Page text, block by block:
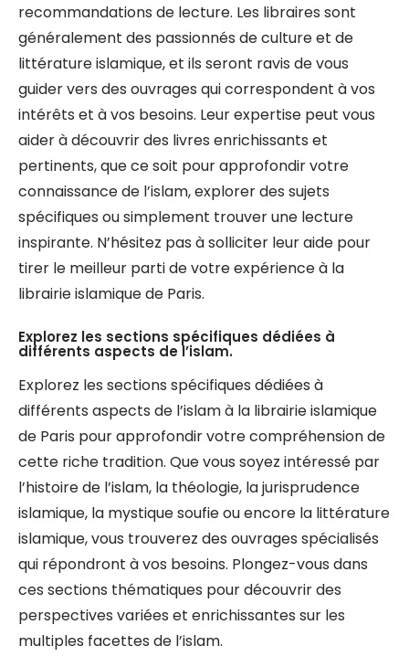
recommandations de lecture. Les libraires sont
généralement des passionnés de culture et de
littérature islamique, et ils seront ravis de vous
guider vers des ouvrages qui correspondent à vos
intérêts et à vos besoins. Leur expertise peut vous
aider à découvrir des livres enrichissants et
pertinents, que ce soit pour approfondir votre
connaissance de l’islam, explorer des sujets
spécifiques ou simplement trouver une lecture
inspirante. N’hésitez pas à solliciter leur aide pour
tirer le meilleur parti de votre expérience à la
librairie islamique de Paris.
Explorez les sections spécifiques dédiées à
différents aspects de l’islam.
Explorez les sections spécifiques dédiées à
différents aspects de l’islam à la librairie islamique
de Paris pour approfondir votre compréhension de
cette riche tradition. Que vous soyez intéressé par
l’histoire de l’islam, la théologie, la jurisprudence
islamique, la mystique soufie ou encore la littérature
islamique, vous trouverez des ouvrages spécialisés
qui répondront à vos besoins. Plongez-vous dans
ces sections thématiques pour découvrir des
perspectives variées et enrichissantes sur les
multiples facettes de l’islam.